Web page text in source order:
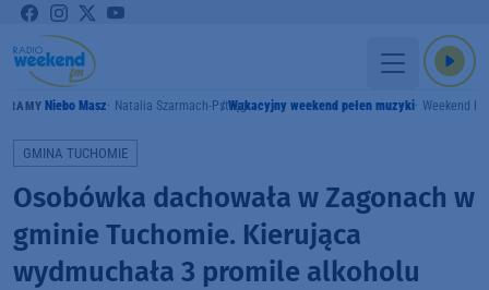
GRAMY Niebo Masz Natalia Szarmach-PstrągWakacyjny weekend pełen muzyki Weekend FM
GMINA TUCHOMIE
Osobówka dachowała w Zagonach w
gminie Tuchomie. Kierująca
wydmuchała 3 promile alkoholu